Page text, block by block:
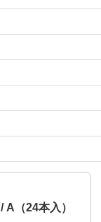
（24本入）